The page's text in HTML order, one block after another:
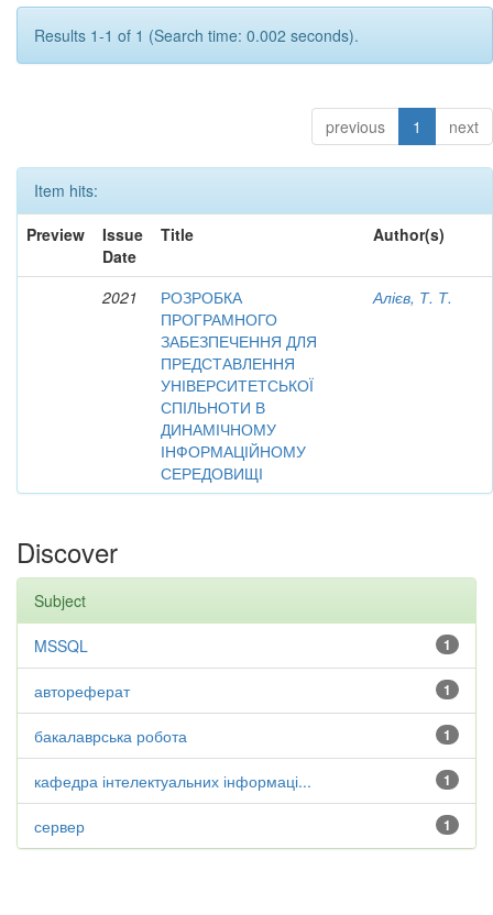
Results 1-1 of 1 (Search time: 0.002 seconds).
previous 1 next
Item hits:
Preview
Issue
Date
Title Author(s)
2021
РОЗРОБКА
ПРОГРАМНОГО
ЗАБЕЗПЕЧЕННЯ ДЛЯ
ПРЕДСТАВЛЕННЯ
УНІВЕРСИТЕТСЬКОЇ
СПІЛЬНОТИ В
ДИНАМІЧНОМУ
ІНФОРМАЦІЙНОМУ
СЕРЕДОВИЩІ
Алієв, Т. Т.
Discover
Subject
1
MSSQL
1
автореферат
1
бакалаврська робота
1
кафедра інтелектуальних інформаці...
1
сервер